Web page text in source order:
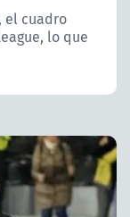
el cuadro
lo que